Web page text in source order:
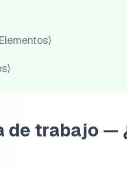
Elementos)
)
de trabajo —